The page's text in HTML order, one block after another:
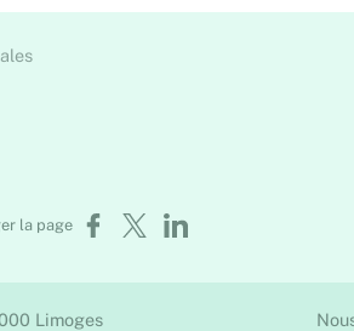
la page Partager sur Facebook
Partager sur XPartager sur LinkedIn
Limoges